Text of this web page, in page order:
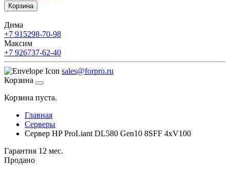
Корзина
Дима
+7 915298-70-98
Максим
+7 926737-62-40
sales@forpro.ru
Корзина
Корзина пуста.
Главная
Серверы
Сервер HP ProLiant DL580 Gen10 8SFF 4xV100
Гарантия 12 мес.
Продано